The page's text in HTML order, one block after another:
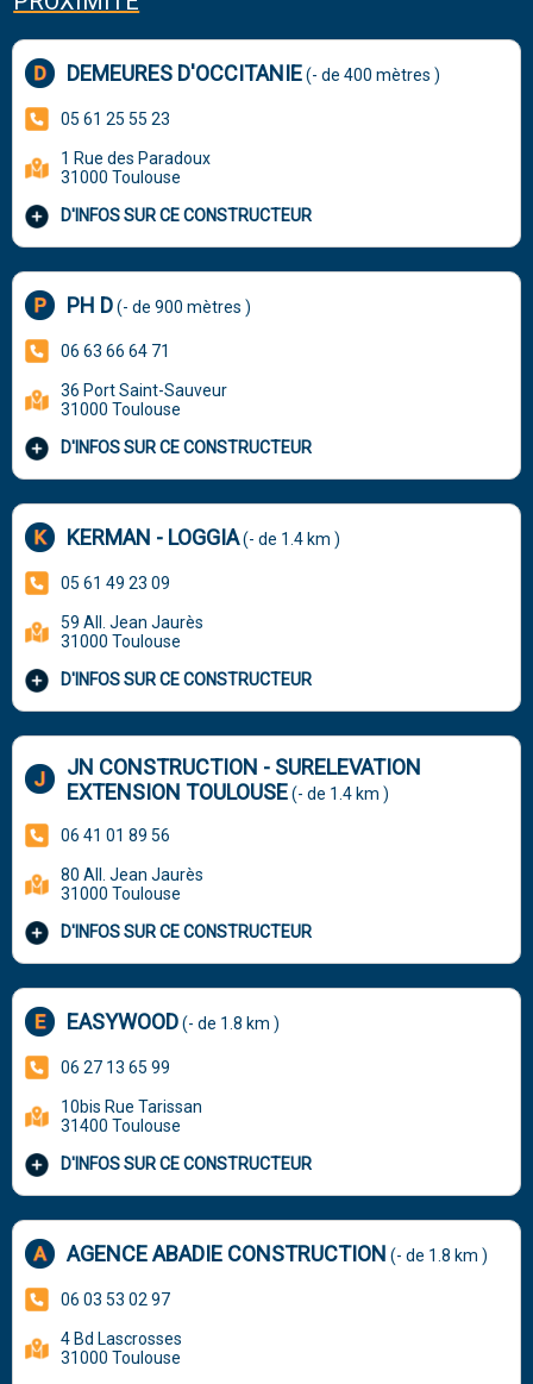
DEMEURES D'OCCITANIE(- de 400 mètres )
05 61 25 55 23
1 Rue des Paradoux
31000 Toulouse
D'INFOS SUR CE CONSTRUCTEUR
PH D(- de 900 mètres )
06 63 66 64 71
36 Port Saint-Sauveur
31000 Toulouse
D'INFOS SUR CE CONSTRUCTEUR
KERMAN - LOGGIA(- de 1.4 km )
05 61 49 23 09
59 All. Jean Jaurès
31000 Toulouse
D'INFOS SUR CE CONSTRUCTEUR
JN CONSTRUCTION - SURELEVATION
EXTENSION TOULOUSE(- de 1.4 km )
06 41 01 89 56
80 All. Jean Jaurès
31000 Toulouse
D'INFOS SUR CE CONSTRUCTEUR
EASYWOOD(- de 1.8 km )
06 27 13 65 99
10bis Rue Tarissan
31400 Toulouse
D'INFOS SUR CE CONSTRUCTEUR
AGENCE ABADIE CONSTRUCTION (- de 1.8 km )
06 03 53 02 97
4 Bd Lascrosses
31000 Toulouse